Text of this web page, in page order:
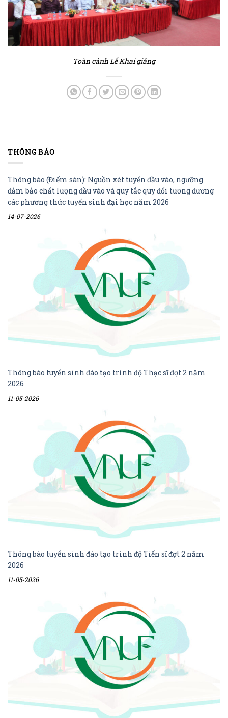
Toàn cảnh Lễ Khai giảng
THÔNG BÁO
Thông báo (Điểm sàn): Nguồn xét tuyển đầu vào, ngưỡng
đảm bảo chất lượng đầu vào và quy tắc quy đổi tương đương
các phương thức tuyển sinh đại học năm 2026
14-07-2026
Thông báo tuyển sinh đào tạo trình độ Thạc sĩ đợt 2 năm
2026
11-05-2026
Thông báo tuyển sinh đào tạo trình độ Tiến sĩ đợt 2 năm
2026
11-05-2026